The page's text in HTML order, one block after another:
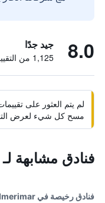
8.0 جيد جدًا
1,125 من التقييمات تم التحقق منها
لم يتم العثور على
مسح كل شيء لعرض
فنادق مشابهة لـ
فنادق رخيصة في Almerimar